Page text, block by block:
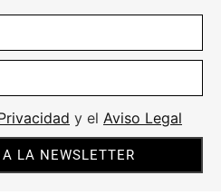
y el Aviso Legal
LA NEWSLETTER